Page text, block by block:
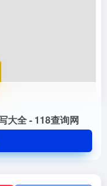
大全 - 118查询网